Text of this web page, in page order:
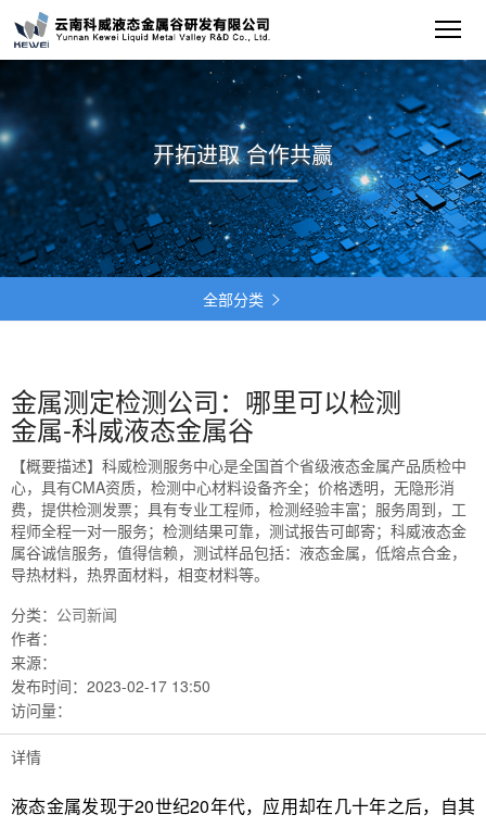
开拓进取 合作共赢
全部分类 
金属测定检测公司：哪里可以检测
金属-科威液态金属谷
【概要描述】 科威检测服务中心是全国首个省级液态金属产品质检中
心，具有CMA资质，检测中心材料设备齐全；价格透明，无隐形消
费，提供检测发票；具有专业工程师，检测经验丰富；服务周到，工
程师全程一对一服务；检测结果可靠，测试报告可邮寄；科威液态金
属谷诚信服务，值得信赖，测试样品包括：液态金属，低熔点合金，
导热材料，热界面材料，相变材料等。
分类： 公司新闻
作者：
来源：
发布时间： 2023-02-17 13:50
访问量：
详情
液态金属发现于20世纪20年代，应用却在几十年之后，自其